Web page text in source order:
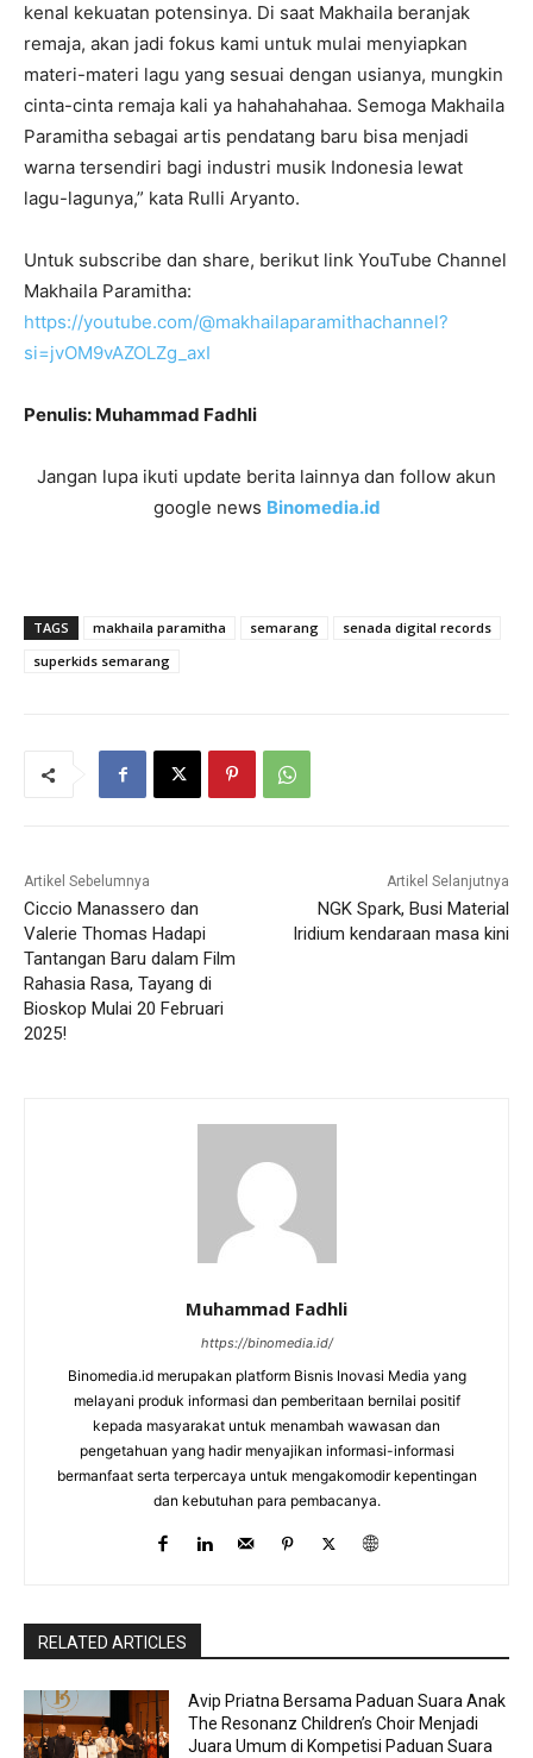
kenal kekuatan potensinya. Di saat Makhaila beranjak
remaja, akan jadi fokus kami untuk mulai menyiapkan
materi-materi lagu yang sesuai dengan usianya, mungkin
cinta-cinta remaja kali ya hahahahahaa. Semoga Makhaila
Paramitha sebagai artis pendatang baru bisa menjadi
warna tersendiri bagi industri musik Indonesia lewat
lagu-lagunya,” kata Rulli Aryanto.
Untuk subscribe dan share, berikut link YouTube Channel
Makhaila Paramitha:
https://youtube.com/@makhailaparamithachannel?
si=jvOM9vAZOLZg_axI
Penulis: Muhammad Fadhli
Jangan lupa ikuti update berita lainnya dan follow akun
google news Binomedia.id
TAGS makhaila paramitha semarang
senada digital records
superkids semarang
Artikel Sebelumnya
Ciccio Manassero dan
Valerie Thomas Hadapi
Tantangan Baru dalam Film
Rahasia Rasa, Tayang di
Bioskop Mulai 20 Februari
2025!
Artikel Selanjutnya
NGK Spark, Busi Material
Iridium kendaraan masa kini
Muhammad Fadhli
https://binomedia.id/
Binomedia.id merupakan platform Bisnis Inovasi Media yang
melayani produk informasi dan pemberitaan bernilai positif
kepada masyarakat untuk menambah wawasan dan
pengetahuan yang hadir menyajikan informasi-informasi
bermanfaat serta terpercaya untuk mengakomodir kepentingan
dan kebutuhan para pembacanya.
RELATED ARTICLES
Avip Priatna Bersama Paduan Suara Anak
The Resonanz Children’s Choir Menjadi
Juara Umum di Kompetisi Paduan Suara